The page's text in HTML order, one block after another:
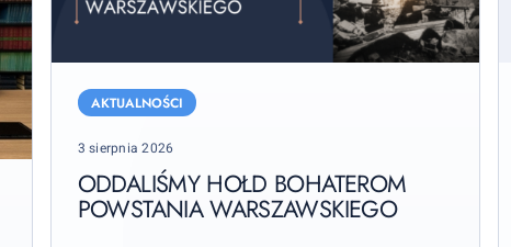
hołd
Powstania
Warszawskiego
AKTUALNOŚCI
Posted
3 sierpnia 2026
ODDALIŚMY HOŁD BOHATEROM
POWSTANIA WARSZAWSKIEGO